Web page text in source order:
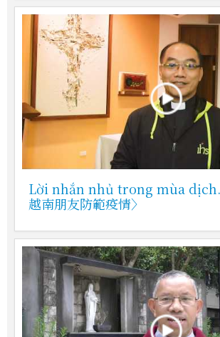
Lời nhắn nhủ trong mùa
越南朋友防範疫情〉